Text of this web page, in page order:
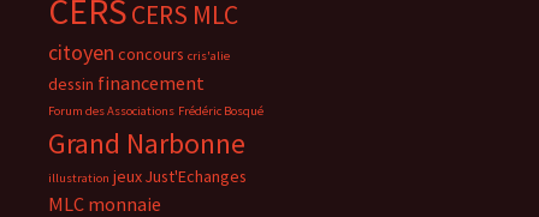
CERSCERS MLC
citoyen concours cris'alie
dessin financement
Forum des Associations Frédéric Bosqué
Grand Narbonne
illustration jeuxJust'Echanges
MLC monnaie